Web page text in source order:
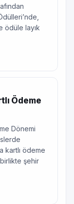
ödüle layık
Ödeme
Dönemi
kartlı ödeme
şehir